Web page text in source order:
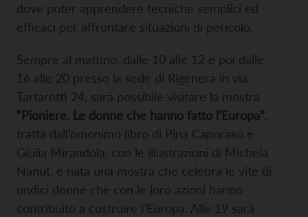
dove poter apprendere tecniche semplici ed
efficaci per affrontare situazioni di pericolo.
Sempre al mattino, dalle 10 alle 12 e poi dalle
16 alle 20 presso la sede di Rigenera in via
Tartarotti 24, sarà possibile visitare la mostra
“Pioniere. Le donne che hanno fatto l’Europa”
tratta dall’omonimo libro di Pina Caporaso e
Giulia Mirandola, con le illustrazioni di Michela
Nanut, è nata una mostra che celebra le vite di
undici donne che con le loro azioni hanno
contribuito a costruire l’Europa. Alle 19 sarà